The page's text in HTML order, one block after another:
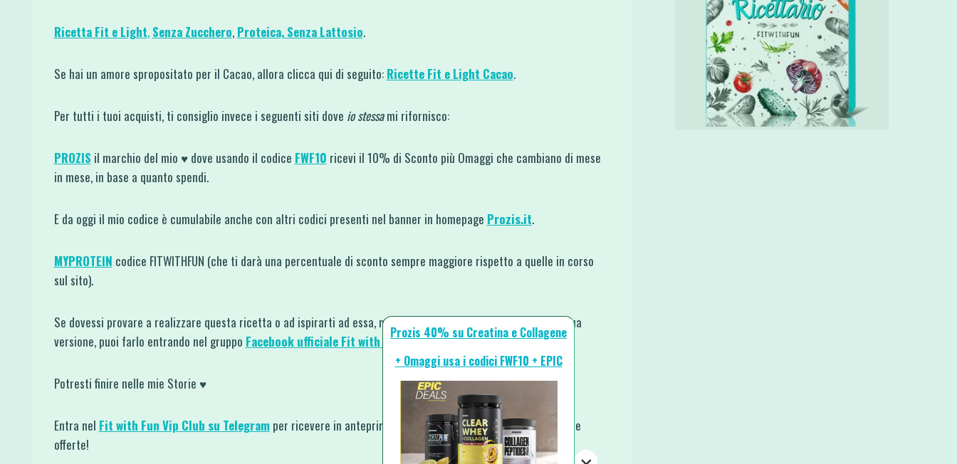
Ricetta Fit e Light, Senza Zucchero, Proteica, Senza Lattosio.
Se hai un amore spropositato per il Cacao, allora clicca qui di seguito: Ricette Fit e Light Cacao.
Per tutti i tuoi acquisti, ti consiglio invece i seguenti siti dove io stessami rifornisco:
PROZIS il marchio del mio ♥ dove usando il codice FWF10 ricevi il 10% di Sconto più Omaggi che cambiano di mese
in mese, in base a quanto spendi.
E da oggi il mio codice è cumulabile anche con altri codici presenti nel banner in homepage Prozis.it.
MYPROTEIN codice FITWITHFUN (che ti darà una percentuale di sconto sempre maggiore rispetto a quelle in corso
sul sito).
Se dovessi provare a realizzare questa ricetta o ad ispirarti ad essa, mi farebbe piacere che mi mostrassi la tua
versione, puoi farlo entrando nel gruppo Facebook ufficiale Fit with Funo taggandomi suInstagram.
Potresti finire nelle mie Storie ♥
Entra nel Fit with Fun Vip Club su Telegramper ricevere in anteprima le nuove ricette, i nuovi video e tutte le
offerte!
Prozis 40% su Creatina e Collagene
+ Omaggi usa i codici FWF10 + EPIC